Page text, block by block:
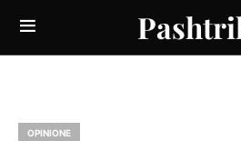
OPINIONE